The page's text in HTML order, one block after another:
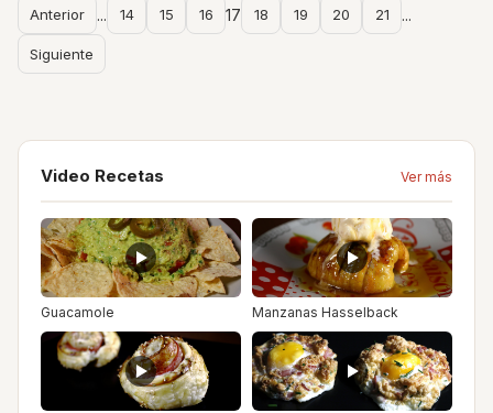
Anterior ... 14 15 16 17 18 19 20 21 ...
Siguiente
Video Recetas Ver más
Guacamole Manzanas Hasselback